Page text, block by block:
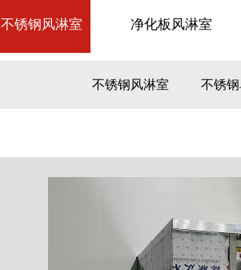
不锈钢风淋室 净化板风淋室
不锈钢风淋室 不锈